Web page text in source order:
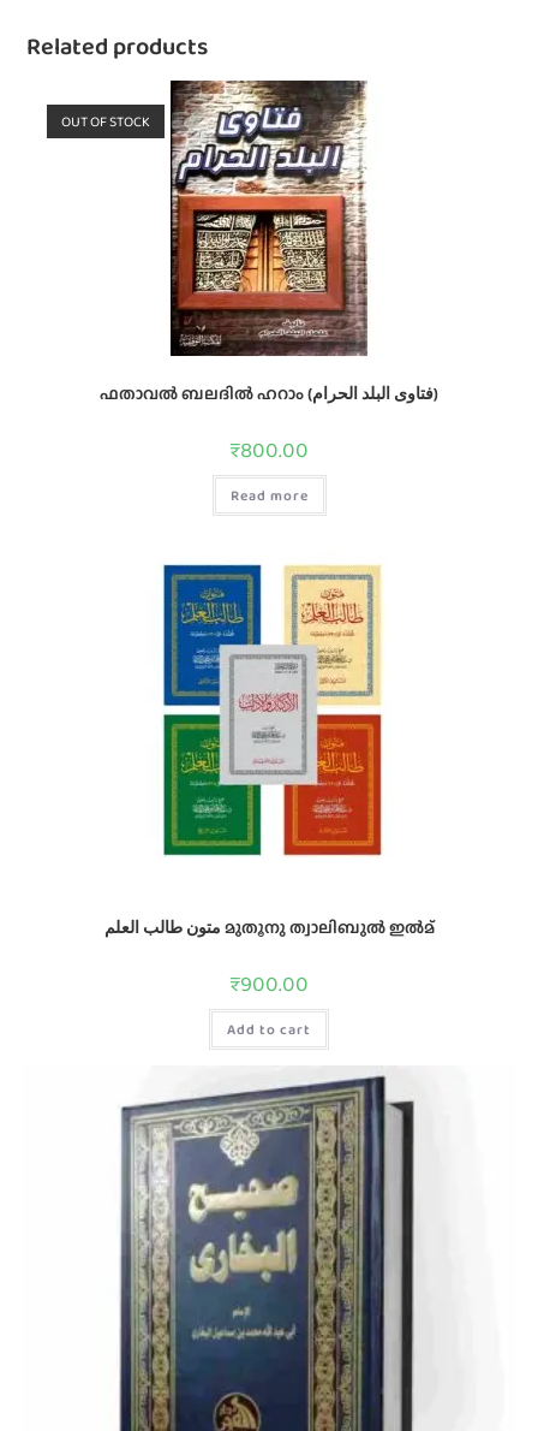
Related products
OUT OF STOCK
ഫതാവല്‍ ബലദില്‍ ഹറാം (فتاوى البلد الحرام)
₹800.00
Read more
متون طالب العلم മുതൂനു ത്വാലിബുൽ ഇൽമ്
₹900.00
Add to cart